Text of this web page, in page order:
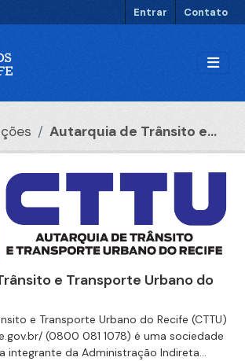
Entrar Contato
Autarquia de Trânsito e...
e Transporte Urbano do
e Transporte Urbano do Recife (CTTU)
(0800 081 1078) é uma sociedade
integrante da Administração Indireta...